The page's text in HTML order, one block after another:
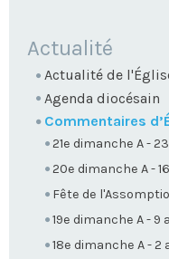
Actualité
Actualité de
Agenda diocésain
Commentaires
21e dimanche A -
20e dimanche A -
Fête de
19e dimanche A - 9
18e dimanche A - 2